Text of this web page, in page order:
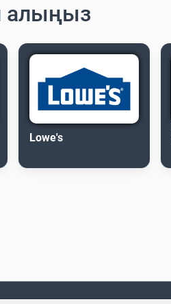
алыңыз
Lowe's